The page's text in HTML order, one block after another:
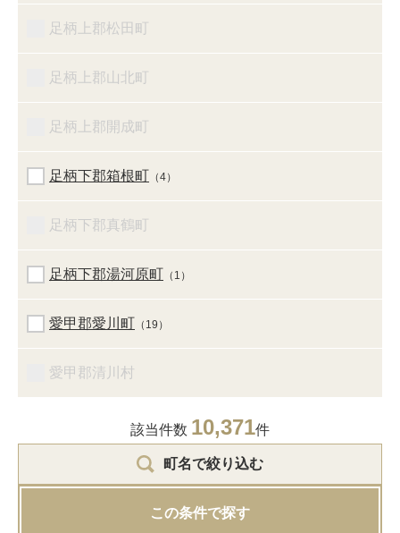
足柄上郡松田町
足柄上郡山北町
足柄上郡開成町
足柄下郡箱根町 （4）
足柄下郡真鶴町
足柄下郡湯河原町 （1）
愛甲郡愛川町 （19）
愛甲郡清川村
該当件数 10,371件
町名で絞り込む
この条件で探す